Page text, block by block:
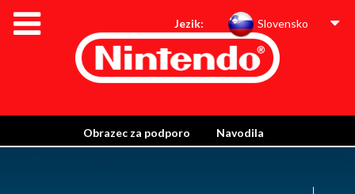
Jezik: Slovensko
Obrazec za podporo Navodila